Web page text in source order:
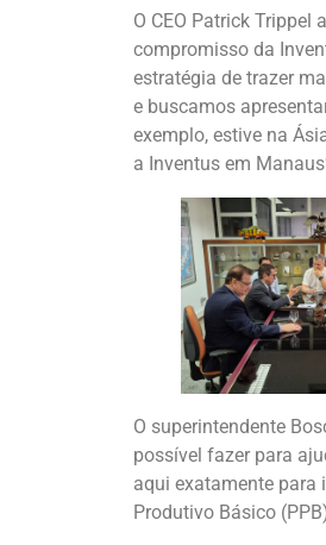
O CEO Patrick Trippel
compromisso da
estratégia de trazer
e buscamos
exemplo, estive na
a Inventus em
O superintendente
possível fazer para
aqui exatamente para
Produtivo Básico